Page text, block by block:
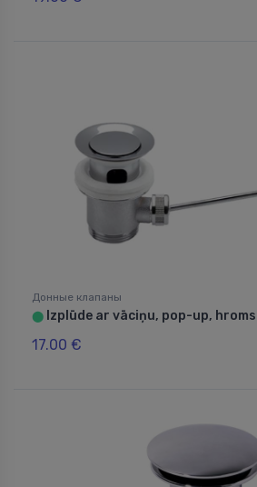
Донные клапаны
⬤ Izplūde ar vāciņu, pop-up, hroms
17.00 €